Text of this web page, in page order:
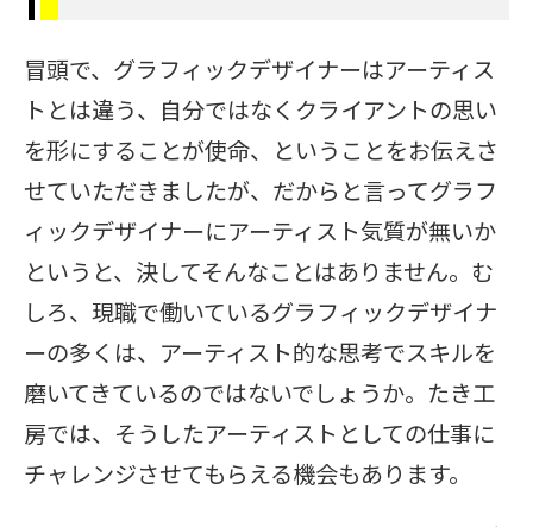
冒頭で、グラフィックデザイナーはアーティス
トとは違う、自分ではなくクライアントの思い
を形にすることが使命、ということをお伝えさ
せていただきましたが、だからと言ってグラフ
ィックデザイナーにアーティスト気質が無いか
というと、決してそんなことはありません。む
しろ、現職で働いているグラフィックデザイナ
ーの多くは、アーティスト的な思考でスキルを
磨いてきているのではないでしょうか。たき工
房では、そうしたアーティストとしての仕事に
チャレンジさせてもらえる機会もあります。